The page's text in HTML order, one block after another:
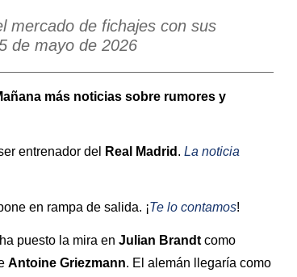
mercado de fichajes con sus
de mayo de 2026
más noticias sobre rumores y
entrenador del Real Madrid . La noticia
en rampa de salida. ¡Te lo contamos!
ha puesto la mira en Julian Brandt como
Antoine Griezmann. El alemán llegaría como